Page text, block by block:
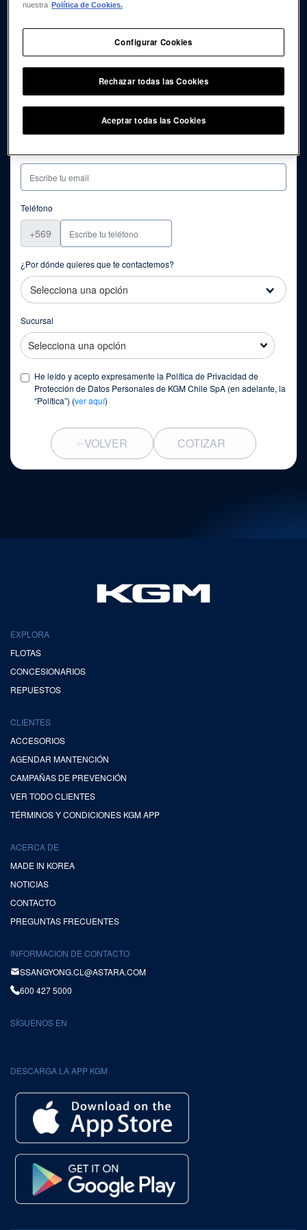
RUT
Teléfono
+569
¿Por dónde quieres que te contactemos?
Selecciona una opción
Sucursal
He leído y acepto expresamente la Política de Privacidad de
Protección de Datos Personales de KGM Chile SpA (en adelante, la
“Política”) (ver aquí)
VOLVER COTIZAR
EXPLORA
FLOTAS
CONCESIONARIOS
REPUESTOS
CLIENTES
ACCESORIOS
AGENDAR MANTENCIÓN
CAMPAÑAS DE PREVENCIÓN
VER TODO CLIENTES
TÉRMINOS Y CONDICIONES KGM APP
ACERCA DE
MADE IN KOREA
NOTICIAS
CONTACTO
PREGUNTAS FRECUENTES
INFORMACION DE CONTACTO
SSANGYONG.CL@ASTARA.COM
600 427 5000
SÍGUENOS EN
DESCARGA LA APP KGM
nuestra Política de Cookies.
Configurar Cookies
Rechazar todas las Cookies
Aceptar todas las Cookies